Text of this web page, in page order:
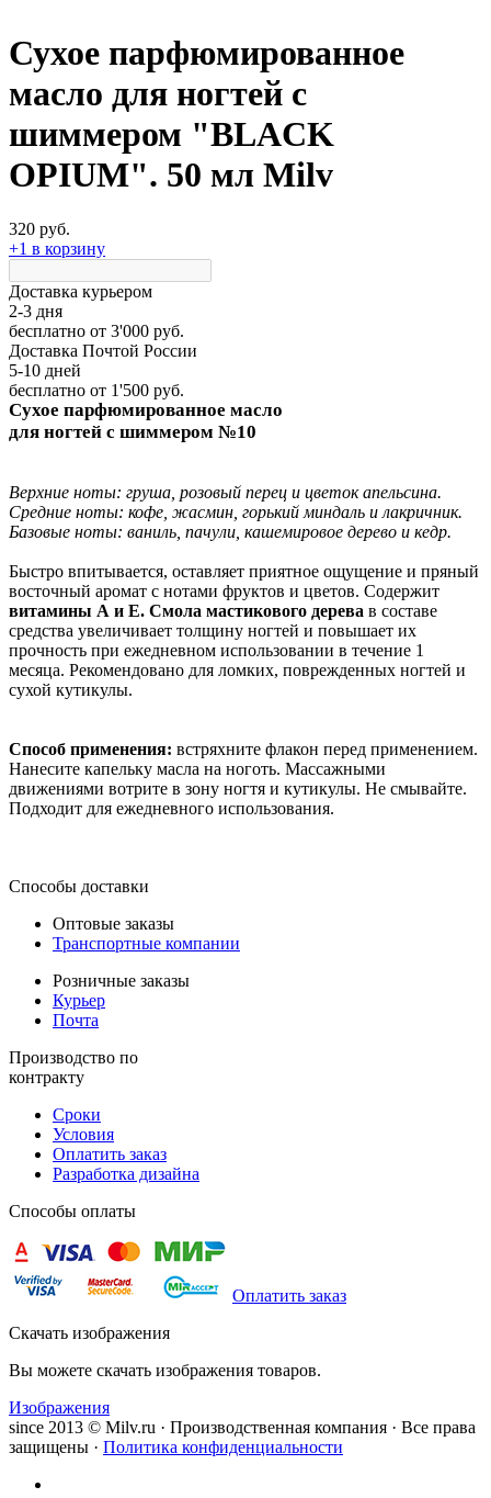
Сухое парфюмированное
масло для ногтей с
шиммером "BLACK
OPIUM". 50 мл Milv
320 руб.
+1 в корзину
Доставка курьером
2-3 дня
бесплатно от 3'000 руб.
Доставка Почтой России
5-10 дней
бесплатно от 1'500 руб.
Сухое парфюмированное масло
для ногтей с шиммером №10
Верхние ноты: груша, розовый перец и цветок апельсина.
Средние ноты: кофе, жасмин, горький миндаль и лакричник.
Базовые ноты: ваниль, пачули, кашемировое дерево и кедр.
Быстро впитывается, оставляет приятное ощущение и пряный
восточный аромат с нотами фруктов и цветов. Содержит
витамины А и Е. Смола мастикового дерева в составе
средства увеличивает толщину ногтей и повышает их
прочность при ежедневном использовании в течение 1
месяца. Рекомендовано для ломких, поврежденных ногтей и
сухой кутикулы.
Способ применения: встряхните флакон перед применением.
Нанесите капельку масла на ноготь. Массажными
движениями вотрите в зону ногтя и кутикулы. Не смывайте.
Подходит для ежедневного использования.
Способы доставки
Оптовые заказы
Транспортные компании
Розничные заказы
Курьер
Почта
Производство по
контракту
Сроки
Условия
Оплатить заказ
Разработка дизайна
Способы оплаты
Оплатить заказ
Скачать изображения
Вы можете скачать изображения товаров.
Изображения
since 2013 © Milv.ru · Производственная компания · Все права
защищены · Политика конфиденциальности